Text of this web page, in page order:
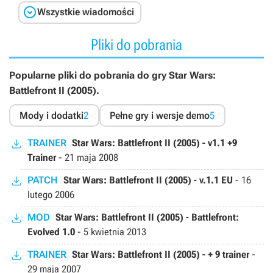
Wszystkie wiadomości
Pliki do pobrania
Popularne pliki do pobrania do gry Star Wars:
Battlefront II (2005).
Mody i dodatki2 Pełne gry i wersje demo5
TRAINER Star Wars: Battlefront II (2005) - v1.1 +9
Trainer- 21 maja 2008
PATCH Star Wars: Battlefront II (2005) - v.1.1 EU - 16
lutego 2006
MOD Star Wars: Battlefront II (2005) - Battlefront:
Evolved 1.0 - 5 kwietnia 2013
TRAINER Star Wars: Battlefront II (2005) - + 9 trainer-
29 maja 2007